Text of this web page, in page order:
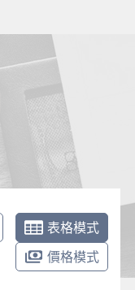
表格模式
價格模式